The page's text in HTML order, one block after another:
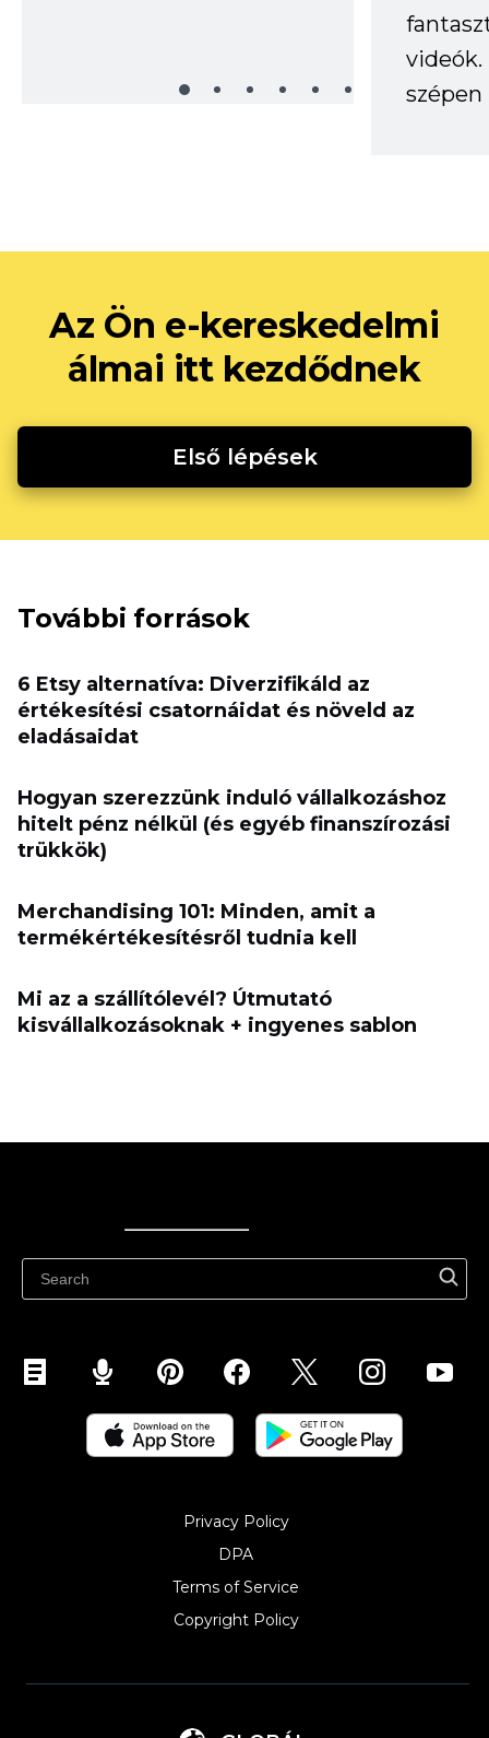
videók.
Az Ön e-kereskedelmi
álmai itt kezdődnek
Első lépések
További források
6 Etsy alternatíva: Diverzifikáld az
értékesítési csatornáidat és növeld az
eladásaidat
Hogyan szerezzünk induló vállalkozáshoz
hitelt pénz nélkül (és egyéb finanszírozási
trükkök)
Merchandising 101: Minden, amit a
termékértékesítésről tudnia kell
Mi az a szállítólevél? Útmutató
kisvállalkozásoknak + ingyenes sablon
Privacy Policy
DPA
Terms of Service
Copyright Policy‎